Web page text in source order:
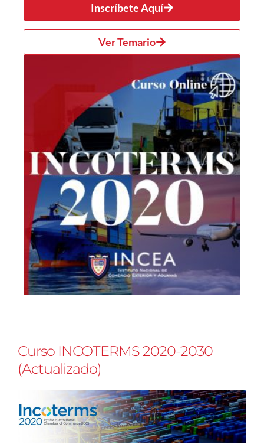
Inscríbete Aquí
Ver Temario
Curso INCOTERMS 2020-2030
(Actualizado)